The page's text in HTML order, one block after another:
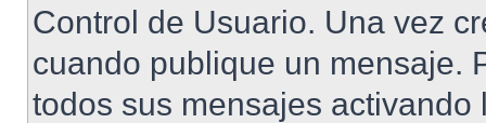
Control de Usuario. Una vez
cuando publique un mensaje.
todos sus mensajes